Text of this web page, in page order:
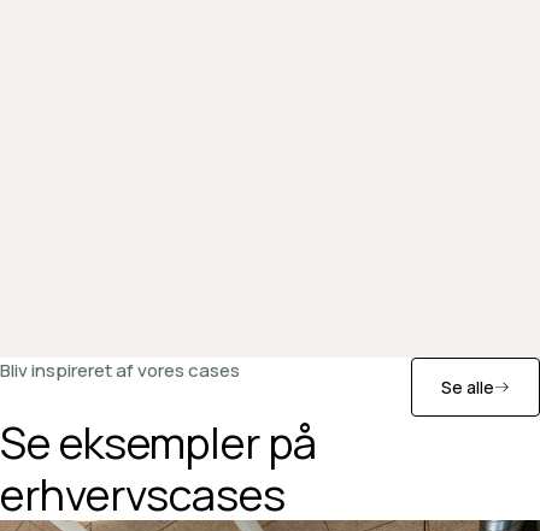
Bliv inspireret af vores cases
Se eksempler på
erhvervscases
Se alle